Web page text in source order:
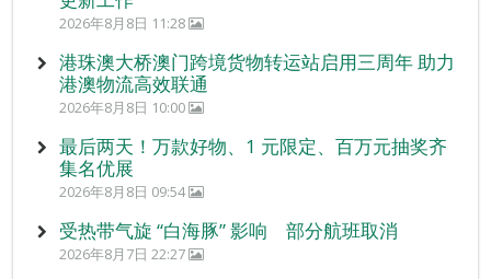
2026年8月8日 11:28
港珠澳大桥澳门跨境货物转运站启用三周年 助力
港澳物流高效联通
2026年8月8日 10:00
最后两天！万款好物、1 元限定、百万元抽奖齐
集名优展
2026年8月8日 09:54
受热带气旋 “白海豚” 影响 部分航班取消
2026年8月7日 22:27